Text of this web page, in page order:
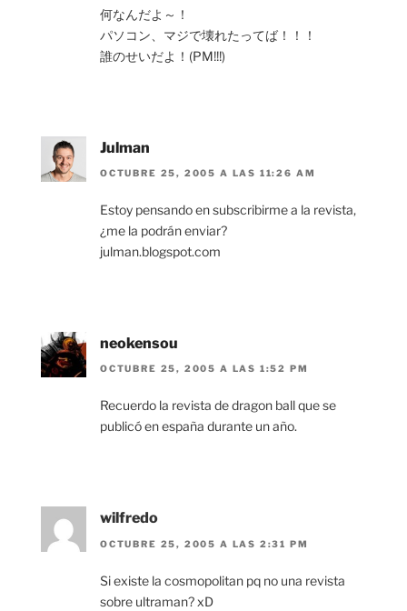
何なんだよ～！
パソコン、マジで壊れたってば！！！
誰のせいだよ！(PM!!!)
Julman
OCTUBRE 25, 2005 A LAS 11:26 AM
Estoy pensando en subscribirme a la revista,
¿me la podrán enviar?
julman.blogspot.com
neokensou
OCTUBRE 25, 2005 A LAS 1:52 PM
Recuerdo la revista de dragon ball que se
publicó en españa durante un año.
wilfredo
OCTUBRE 25, 2005 A LAS 2:31 PM
Si existe la cosmopolitan pq no una revista
sobre ultraman? xD